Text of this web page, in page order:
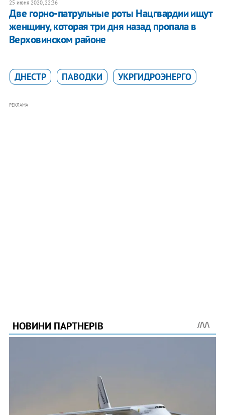
25 июня 2020, 22:36
Две горно-патрульные роты Нацгвардии ищут
женщину, которая три дня назад пропала в
Верховинском районе
ДНЕСТР ПАВОДКИ УКРГИДРОЭНЕРГО
РЕКЛАМА